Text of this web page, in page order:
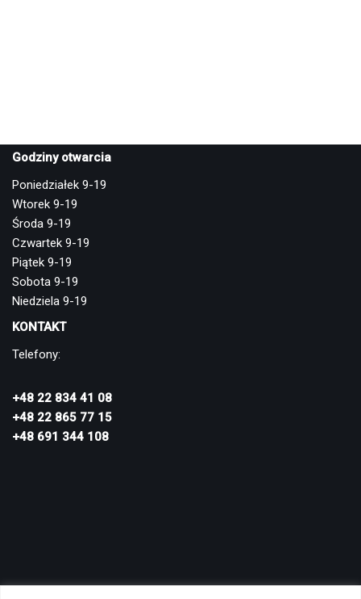
Godziny otwarcia
Poniedziałek 9-19
Wtorek 9-19
Środa 9-19
Czwartek 9-19
Piątek 9-19
Sobota 9-19
Niedziela 9-19
KONTAKT
Telefony:
+48 22 834 41 08
+48 22 865 77 15
+48 691 344 108